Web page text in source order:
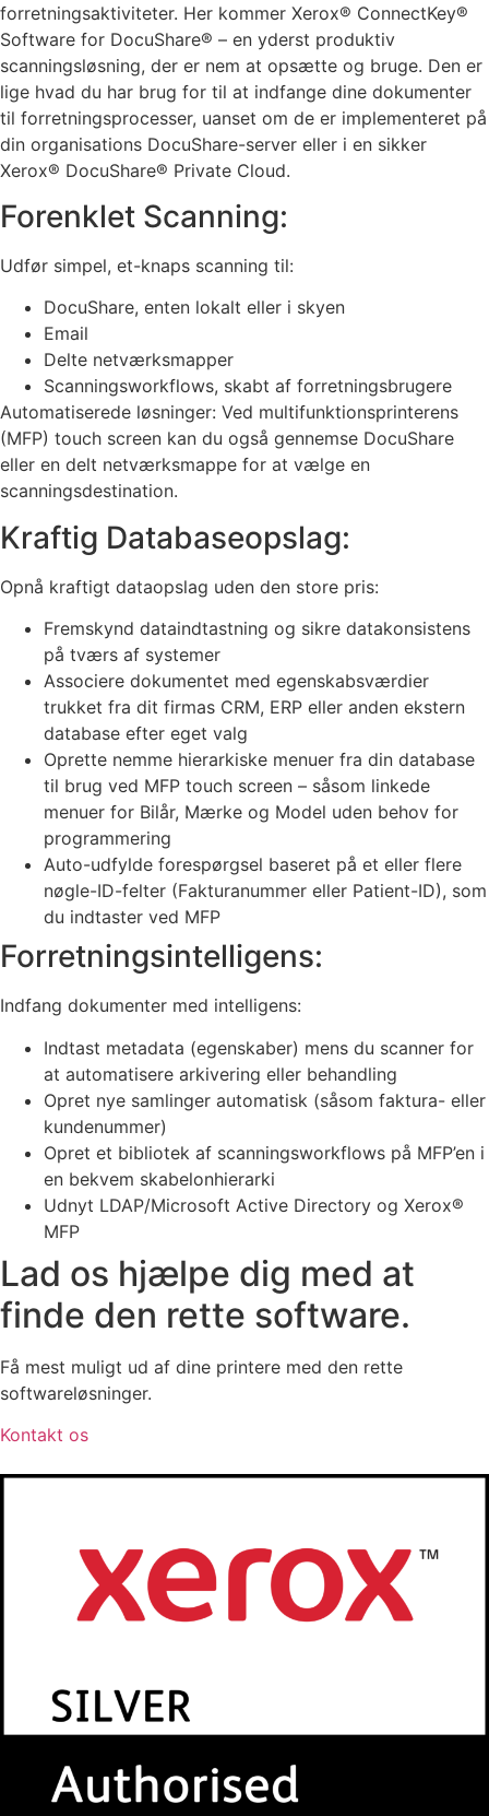
forretningsaktiviteter. Her kommer Xerox® ConnectKey®
Software for DocuShare® – en yderst produktiv
scanningsløsning, der er nem at opsætte og bruge. Den er
lige hvad du har brug for til at indfange dine dokumenter
til forretningsprocesser, uanset om de er implementeret på
din organisations DocuShare-server eller i en sikker
Xerox® DocuShare® Private Cloud.
Forenklet Scanning:
Udfør simpel, et-knaps scanning til:
DocuShare, enten lokalt eller i skyen
Email
Delte netværksmapper
Scanningsworkflows, skabt af forretningsbrugere
Automatiserede løsninger: Ved multifunktionsprinterens
(MFP) touch screen kan du også gennemse DocuShare
eller en delt netværksmappe for at vælge en
scanningsdestination.
Kraftig Databaseopslag:
Opnå kraftigt dataopslag uden den store pris:
Fremskynd dataindtastning og sikre datakonsistens
på tværs af systemer
Associere dokumentet med egenskabsværdier
trukket fra dit firmas CRM, ERP eller anden ekstern
database efter eget valg
Oprette nemme hierarkiske menuer fra din database
til brug ved MFP touch screen – såsom linkede
menuer for Bilår, Mærke og Model uden behov for
programmering
Auto-udfylde forespørgsel baseret på et eller flere
nøgle-ID-felter (Fakturanummer eller Patient-ID), som
du indtaster ved MFP
Forretningsintelligens:
Indfang dokumenter med intelligens:
Indtast metadata (egenskaber) mens du scanner for
at automatisere arkivering eller behandling
Opret nye samlinger automatisk (såsom faktura- eller
kundenummer)
Opret et bibliotek af scanningsworkflows på MFP’en i
en bekvem skabelonhierarki
Udnyt LDAP/Microsoft Active Directory og Xerox®
MFP
Lad os hjælpe dig med at
finde den rette software.
Få mest muligt ud af dine printere med den rette
softwareløsninger.
Kontakt os